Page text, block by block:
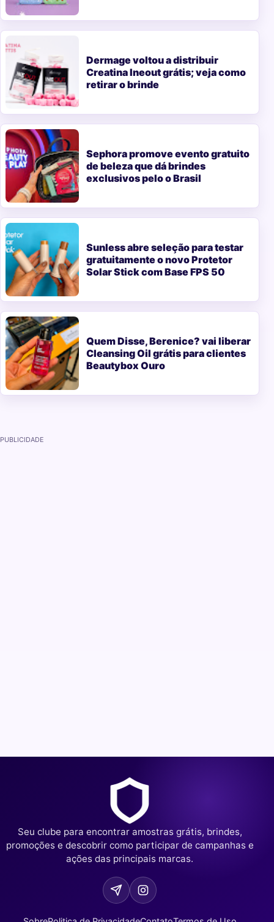
Dermage voltou a distribuir
Creatina Ineout grátis; veja como
retirar o brinde
Sephora promove evento gratuito
de beleza que dá brindes
exclusivos pelo o Brasil
Sunless abre seleção para testar
gratuitamente o novo Protetor
Solar Stick com Base FPS 50
Quem Disse, Berenice? vai liberar
Cleansing Oil grátis para clientes
Beautybox Ouro
PUBLICIDADE
Seu clube para encontrar amostras grátis, brindes,
promoções e descobrir como participar de campanhas e
ações das principais marcas.